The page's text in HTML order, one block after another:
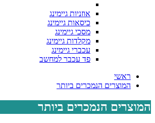
אוזניות גיימינג
כיסאות גיימינג
מסכי גיימינג
מקלדות גיימינג
עכברי גיימינג
פד עכבר למחשב
ראשי
המוצרים הנמכרים ביותר
המוצרים הנמכרים ביותר